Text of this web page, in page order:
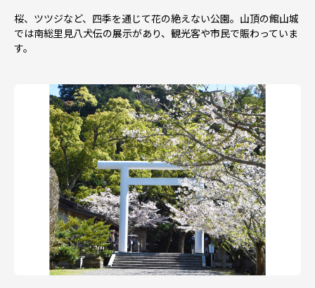
桜、ツツジなど、四季を通じて花の絶えない公園。山頂の館山城
では南総里見八犬伝の展示があり、観光客や市民で賑わっていま
す。